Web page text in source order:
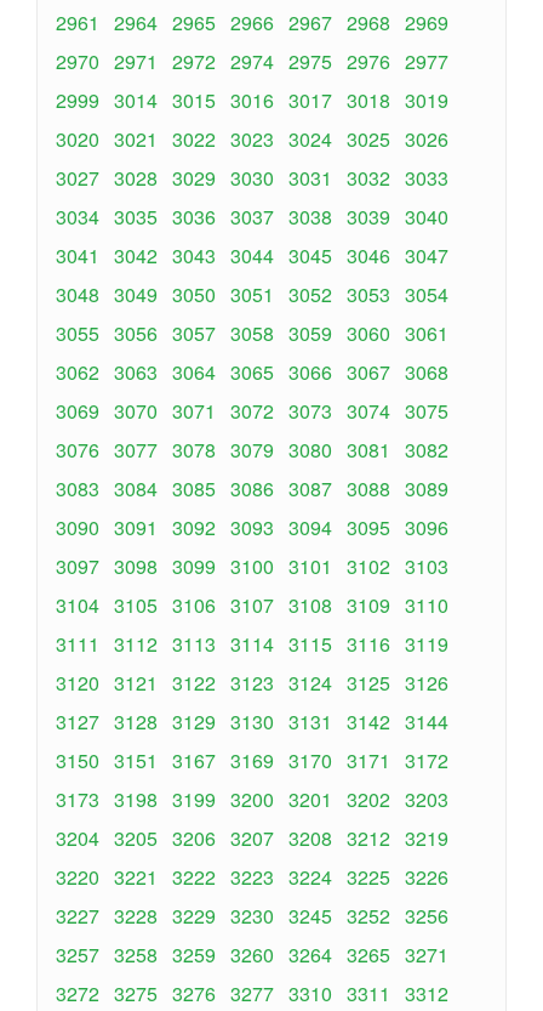
2961
2964 2965 2966 2967 2968 2969
2970 2971 2972 2974 2975 2976 2977
2999 3014 3015 3016 3017 3018 3019
3020 3021 3022 3023 3024 3025 3026
3027 3028 3029 3030 3031 3032 3033
3034 3035 3036 3037 3038 3039 3040
3041
3042 3043 3044 3045 3046 3047
3048 3049 3050 3051 3052 3053 3054
3055 3056 3057 3058 3059 3060 3061
3062 3063 3064 3065 3066 3067 3068
3069 3070 3071 3072 3073 3074 3075
3076 3077 3078 3079 3080 3081
3082
3083 3084 3085 3086 3087 3088 3089
3090 3091 3092 3093 3094 3095 3096
3097 3098 3099 3100 3101 3102 3103
3104 3105 3106 3107 3108 3109 3110
3111
3112 3113 3114 3115 3116 3119
3120 3121 3122 3123 3124 3125 3126
3127 3128 3129 3130 3131 3142 3144
3150 3151 3167 3169 3170 3171
3172
3173 3198 3199 3200 3201 3202 3203
3204 3205 3206 3207 3208 3212 3219
3220 3221 3222 3223 3224 3225 3226
3227 3228 3229 3230 3245 3252 3256
3257 3258 3259 3260 3264 3265 3271
3272 3275 3276 3277 3310 3311
3312